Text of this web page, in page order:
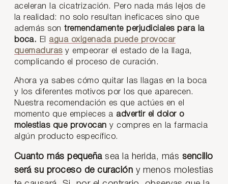
aceleran la cicatrización. Pero nada más lejos de
la realidad: no solo resultan ineficaces sino que
además sontremendamente perjudiciales para la
boca. El agua oxigenada puede provocar
quemadurasy empeorar el estado de la llaga,
complicando el proceso de curación.
Ahora ya sabes cómo quitar las llagas en la boca
y los diferentes motivos por los que aparecen.
Nuestra recomendación es que actúes en el
momento que empieces a advertir el dolor o
molestias que provocan y compres en la farmacia
algún producto específico.
Cuanto más pequeñasea la herida, más sencillo
será su proceso de curación y menos molestias